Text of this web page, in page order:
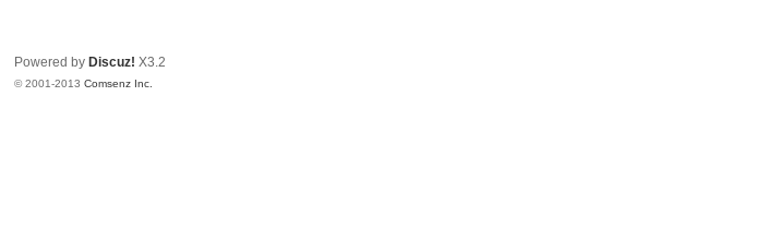
Powered by Discuz! X3.2
© 2001-2013Comsenz Inc.